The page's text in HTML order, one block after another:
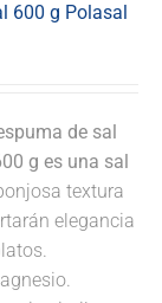
600 g Polasal
de sal
g es una sal
textura
elegancia